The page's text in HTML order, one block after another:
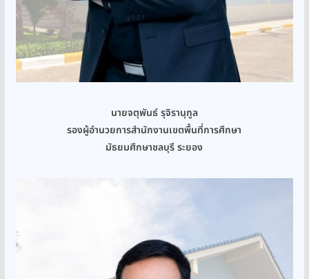
นายจตุพันธ์ รุจิรานุกูล
รองผู้อำนวยการสำนักงานเขตพื้นที่การศึกษา
มัธยมศึกษาชลบุรี ระยอง